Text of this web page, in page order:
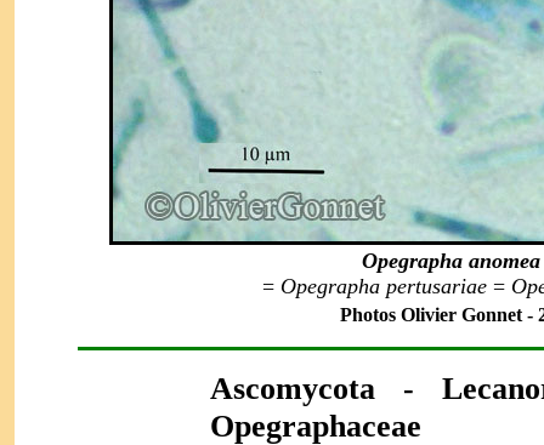
Opegrapha anomea
= Opegrapha pertusariae =
Photos Olivier Gonnet -
Ascomycota -
Opegraphaceae